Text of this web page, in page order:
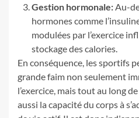
Gestion hormonale:Au-
hormones comme
modulées par l’exercice
stockage des calories.
En conséquence, les sportifs
grande faim non seulement
l’exercice, mais tout au long
aussi la capacité du corps à